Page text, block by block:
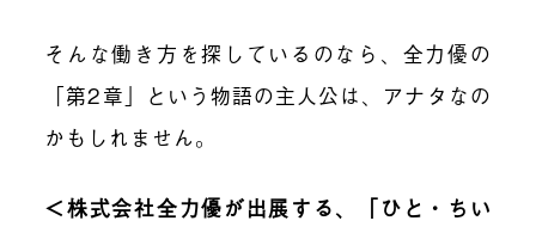
そんな働き方を探しているのなら、全力優の
「第2章」という物語の主人公は、アナタなの
かもしれません。
＜株式会社全力優が出展する、「ひと・ちい